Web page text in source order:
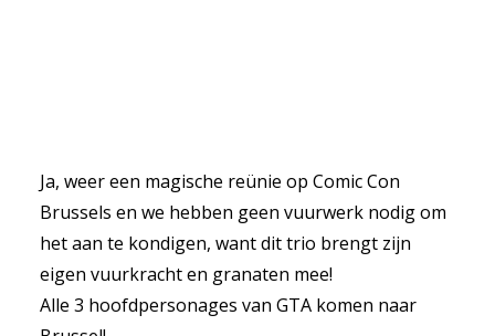
Ja, weer een magische reünie op Comic Con
Brussels en we hebben geen vuurwerk nodig om
het aan te kondigen, want dit trio brengt zijn
eigen vuurkracht en granaten mee!
Alle 3 hoofdpersonages van GTA komen naar